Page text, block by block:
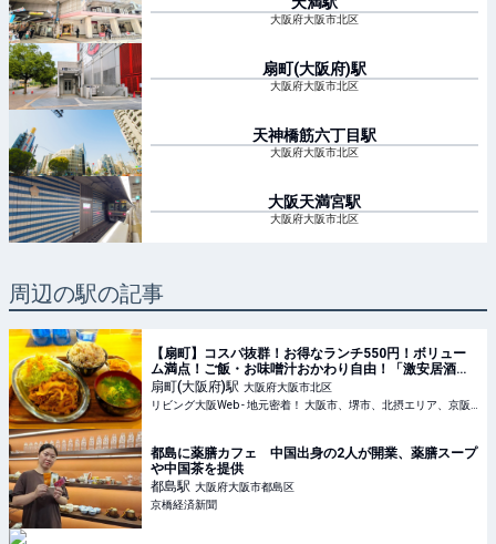
大阪府大阪市北区
扇町(大阪府)駅
大阪府大阪市北区
天神橋筋六丁目駅
大阪府大阪市北区
大阪天満宮駅
大阪府大阪市北区
周辺の駅の記事
【扇町】コスパ抜群！お得なランチ550円！ボリュー
ム満点！ご飯・お味噌汁おかわり自由！「激安居酒
屋 ワイルドヤ」
扇町(大阪府)駅 大阪府大阪市北区
都島に薬膳カフェ 中国出身の2人が開業、薬膳スープ
や中国茶を提供
都島駅 大阪府大阪市都島区
京橋経済新聞